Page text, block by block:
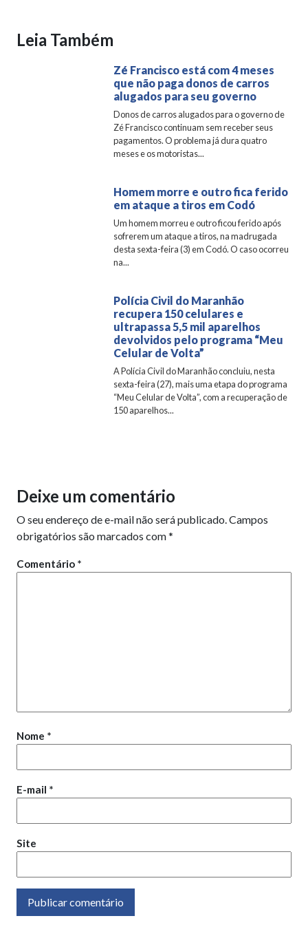
Leia Também
Zé Francisco está com 4 meses
que não paga donos de carros
alugados para seu governo
Donos de carros alugados para o governo de
Zé Francisco continuam sem receber seus
pagamentos. O problema já dura quatro
meses e os motoristas...
Homem morre e outro fica ferido
em ataque a tiros em Codó
Um homem morreu e outro ficou ferido após
sofrerem um ataque a tiros, na madrugada
desta sexta-feira (3) em Codó. O caso ocorreu
na...
Polícia Civil do Maranhão
recupera 150 celulares e
ultrapassa 5,5 mil aparelhos
devolvidos pelo programa “Meu
Celular de Volta”
A Polícia Civil do Maranhão concluiu, nesta
sexta-feira (27), mais uma etapa do programa
“Meu Celular de Volta”, com a recuperação de
150 aparelhos...
Deixe um comentário
O seu endereço de e-mail não será publicado.Campos
obrigatórios são marcados com*
Comentário *
Nome *
E-mail *
Site